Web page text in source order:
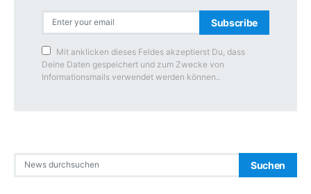
Subscribe
Mit anklicken dieses Feldes akzeptierst Du, dass
Deine Daten gespeichert und zum Zwecke von
Informationsmails verwendet werden können..
Suchen